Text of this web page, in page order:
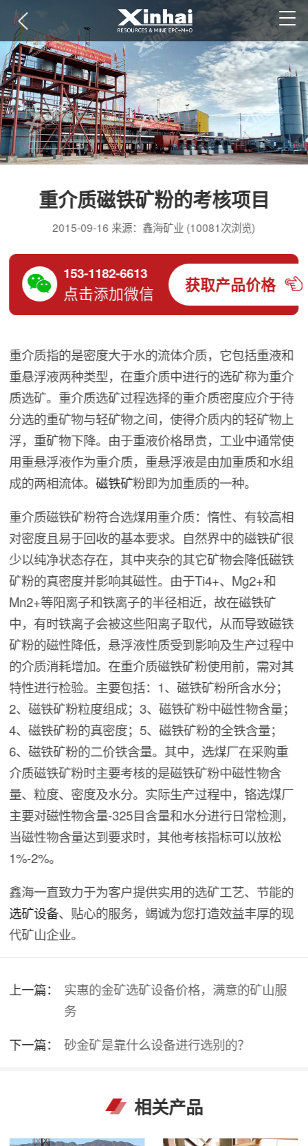
重介质磁铁矿粉的考核项目
2015-09-16 来源：鑫海矿业 (10081次浏览)
153-1182-6613
点击添加微信 获取产品价格
重介质指的是密度大于水的流体介质，它包括重液和
重悬浮液两种类型，在重介质中进行的选矿称为重介
质选矿。重介质选矿过程选择的重介质密度应介于待
分选的重矿物与轻矿物之间，使得介质内的轻矿物上
浮，重矿物下降。由于重液价格昂贵，工业中通常使
用重悬浮液作为重介质，重悬浮液是由加重质和水组
成的两相流体。磁铁矿粉即为加重质的一种。
重介质磁铁矿粉符合选煤用重介质：惰性、有较高相
对密度且易于回收的基本要求。自然界中的磁铁矿很
少以纯净状态存在，其中夹杂的其它矿物会降低磁铁
矿粉的真密度并影响其磁性。由于Ti4+、Mg2+和
Mn2+等阳离子和铁离子的半径相近，故在磁铁矿
中，有时铁离子会被这些阳离子取代，从而导致磁铁
矿粉的磁性降低，悬浮液性质受到影响及生产过程中
的介质消耗增加。在重介质磁铁矿粉使用前，需对其
特性进行检验。主要包括：1、磁铁矿粉所含水分；
2、磁铁矿粉粒度组成；3、磁铁矿粉中磁性物含量；
4、磁铁矿粉的真密度；5、磁铁矿粉的全铁含量；
6、磁铁矿粉的二价铁含量。其中，选煤厂在采购重
介质磁铁矿粉时主要考核的是磁铁矿粉中磁性物含
量、粒度、密度及水分。实际生产过程中，铬选煤厂
主要对磁性物含量-325目含量和水分进行日常检测，
当磁性物含量达到要求时，其他考核指标可以放松
1%-2%。
鑫海一直致力于为客户提供实用的选矿工艺、节能的
选矿设备、贴心的服务，竭诚为您打造效益丰厚的现
代矿山企业。
上一篇：
实惠的金矿选矿设备价格，满意的矿山服
务
下一篇：
砂金矿是靠什么设备进行选别的？
相关产品